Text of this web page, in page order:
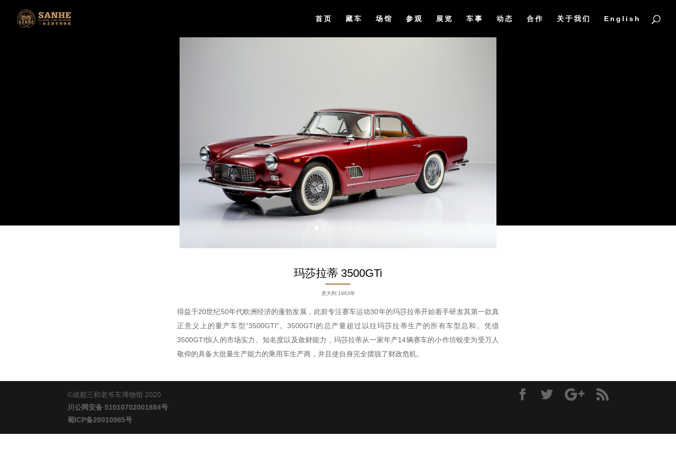
首页 藏车 场馆 参观 展览 车事 动态 合作 关于我们 English
玛莎拉蒂 3500GTi
意大利 1963年
得益于20世纪50年代欧洲经济的蓬勃发展，此前专注赛车运动30年的玛莎拉蒂开始着手研发其第一款真
正意义上的量产车型“3500GTI”。3500GTI的总产量超过以往玛莎拉蒂生产的所有车型总和。凭借
3500GTI惊人的市场实力、知名度以及敛财能力，玛莎拉蒂从一家年产14辆赛车的小作坊蜕变为受万人
敬仰的具备大批量生产能力的乘用车生产商，并且使自身完全摆脱了财政危机。
©成都三和老爷车博物馆 2020
川公网安备 51010702001884号
蜀ICP备20010985号